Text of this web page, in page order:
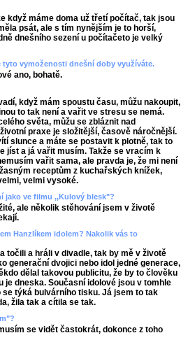
když máme doma už třetí počítač, tak jsou
psát, ale s tím nynějším je to horší,
dnešního sezení u počítačeto je velký
tyto vymoženosti dnešní doby využíváte.
ano, bohatě.
když mám spoustu času, můžu nakoupit,
to tak není a vařit ve stresu se nemá.
světa, můžu se zbláznit nad
praxe je složitější, časově náročnější.
slunce a máte se postavit k plotně, tak to
jíst a já vařit musím. Takže se vracím k
vařit sama, ale pravda je, že mi není
receptům z kuchařských knížek,
velmi vysoké.
jako ve filmu ,,Kulový blesk"?
ale několik stěhování jsem v životě
Hanzlíkem idolem? Nakolik vás to
točili a hráli v divadle, tak by mě v životě
generační dvojici nebo idol jedné generace,
dělal takovou publicitu, že by to člověku
je dneska. Současní idolové jsou v tomhle
týká bulvárního tisku. Já jsem to tak
žila tak a cítila se tak.
se vidět častokrát, dokonce z toho